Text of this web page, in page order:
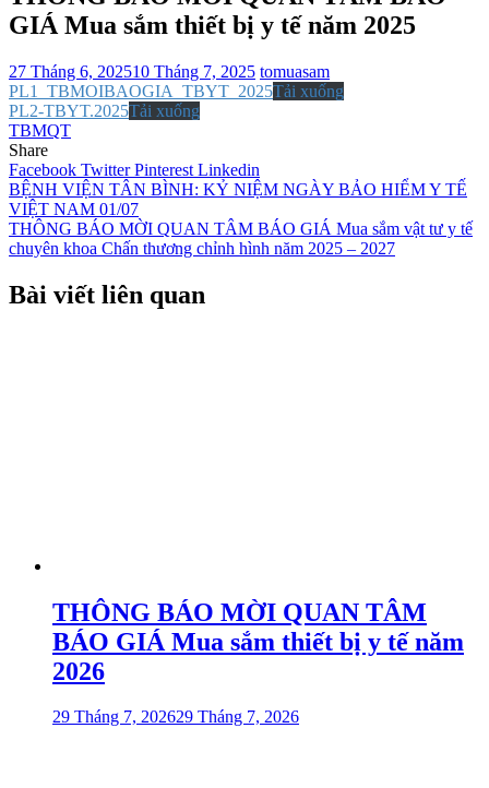
GIÁ Mua sắm thiết bị y tế năm 2025
27 Tháng 6, 202510 Tháng 7, 2025 tomuasam
PL1_TBMOIBAOGIA_TBYT_2025Tải xuống
PL2-TBYT.2025Tải xuống
TBMQT
Share
Facebook TwitterPinterest Linkedin
Điều
hướng
bài
viết
BỆNH VIỆN TÂN BÌNH: KỶ NIỆM NGÀY BẢO HIỂM Y TẾ
VIỆT NAM 01/07
THÔNG BÁO MỜI QUAN TÂM BÁO GIÁ Mua sắm vật tư y tế
chuyên khoa Chấn thương chỉnh hình năm 2025 – 2027
Bài viết liên quan
THÔNG BÁO MỜI QUAN TÂM
BÁO GIÁ Mua sắm thiết bị y tế năm
2026
29 Tháng 7, 202629 Tháng 7, 2026